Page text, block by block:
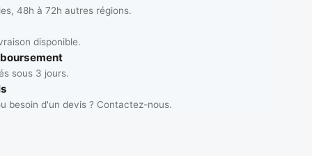
48h à 72h autres régions.
disponible.
sous 3 jours.
besoin d'un devis ? Contactez-nous.